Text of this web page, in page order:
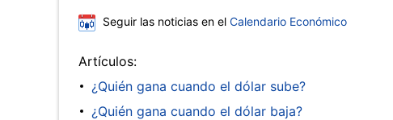
Seguir las noticias en el Calendario Económico
Artículos:
¿Quién gana cuando el dólar sube?
¿Quién gana cuando el dólar baja?